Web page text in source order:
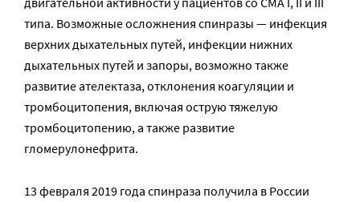
типа. Возможные осложнения спинразы — инфекция
верхних дыхательных путей, инфекции нижних
дыхательных путей и запоры, возможно также
развитие ателектаза, отклонения коагуляции и
тромбоцитопения, включая острую тяжелую
тромбоцитопению, а также развитие
гломерулонефрита.
13 февраля 2019 года спинраза получила в России